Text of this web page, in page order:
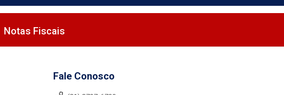
Notas Fiscais
Fale Conosco